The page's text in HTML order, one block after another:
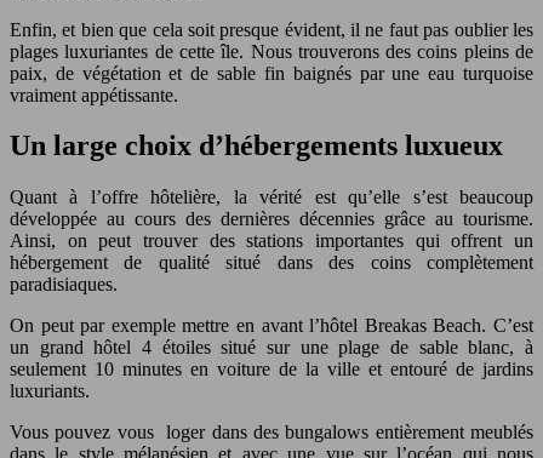
Enfin, et bien que cela soit presque évident, il ne faut pas oublier les
plages luxuriantes de cette île. Nous trouverons des coins pleins de
paix, de végétation et de sable fin baignés par une eau turquoise
vraiment appétissante.
Un large choix d’hébergements luxueux
Quant à l’offre hôtelière, la vérité est qu’elle s’est beaucoup
développée au cours des dernières décennies grâce au tourisme.
Ainsi, on peut trouver des stations importantes qui offrent un
hébergement de qualité situé dans des coins complètement
paradisiaques.
On peut par exemple mettre en avant l’hôtel Breakas Beach. C’est
un grand hôtel 4 étoiles situé sur une plage de sable blanc, à
seulement 10 minutes en voiture de la ville et entouré de jardins
luxuriants.
Vous pouvez vous loger dans des bungalows entièrement meublés